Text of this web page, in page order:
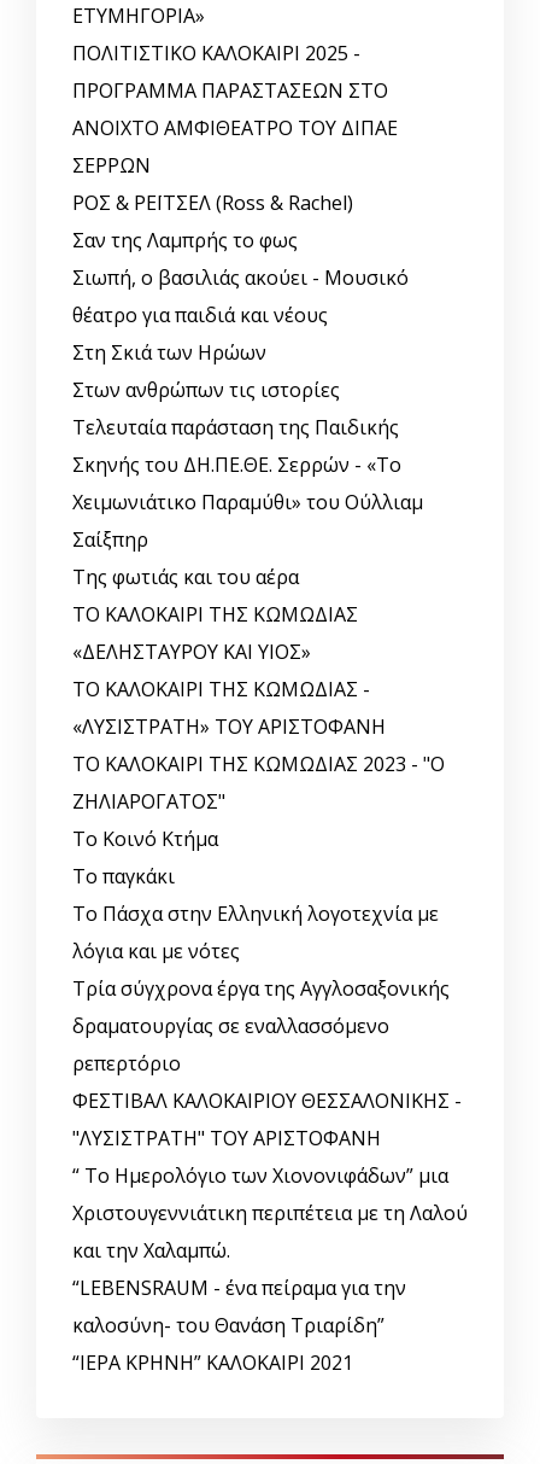
ΕΤΥΜΗΓΟΡΙΑ»
ΠΟΛΙΤΙΣΤΙΚΟ ΚΑΛΟΚΑΙΡΙ 2025 -
ΠΡΟΓΡΑΜΜΑ ΠΑΡΑΣΤΑΣΕΩΝ ΣΤΟ
ΑΝΟΙΧΤΟ ΑΜΦΙΘΕΑΤΡΟ ΤΟΥ ΔΙΠΑΕ
ΣΕΡΡΩΝ
ΡΟΣ & ΡΕΪΤΣΕΛ (Ross & Rachel)
Σαν της Λαμπρής το φως
Σιωπή, ο βασιλιάς ακούει - Μουσικό
θέατρο για παιδιά και νέους
Στη Σκιά των Ηρώων
Στων ανθρώπων τις ιστορίες
Τελευταία παράσταση της Παιδικής
Σκηνής του ΔΗ.ΠΕ.ΘΕ. Σερρών - «Το
Χειμωνιάτικο Παραμύθι» του Ούλλιαμ
Σαίξπηρ
Της φωτιάς και του αέρα
ΤΟ ΚΑΛΟΚΑΙΡΙ ΤΗΣ ΚΩΜΩΔΙΑΣ
«ΔΕΛΗΣΤΑΥΡΟΥ ΚΑΙ ΥΙΟΣ»
ΤΟ ΚΑΛΟΚΑΙΡΙ ΤΗΣ ΚΩΜΩΔΙΑΣ -
«ΛΥΣΙΣΤΡΑΤΗ» ΤΟΥ ΑΡΙΣΤΟΦΑΝΗ
ΤΟ ΚΑΛΟΚΑΙΡΙ ΤΗΣ ΚΩΜΩΔΙΑΣ 2023 - "Ο
ΖΗΛΙΑΡΟΓΑΤΟΣ"
Το Κοινό Κτήμα
Το παγκάκι
Το Πάσχα στην Ελληνική λογοτεχνία με
λόγια και με νότες
Τρία σύγχρονα έργα της Αγγλοσαξονικής
δραματουργίας σε εναλλασσόμενο
ρεπερτόριο
ΦΕΣΤΙΒΑΛ ΚΑΛΟΚΑΙΡΙΟΥ ΘΕΣΣΑΛΟΝΙΚΗΣ -
"ΛΥΣΙΣΤΡΑΤΗ" ΤΟΥ ΑΡΙΣΤΟΦΑΝΗ
“ Το Ημερολόγιο των Χιονονιφάδων” μια
Χριστουγεννιάτικη περιπέτεια με τη Λαλού
και την Χαλαμπώ.
“LEBENSRAUM - ένα πείραμα για την
καλοσύνη- του Θανάση Τριαρίδη”
“ΙΕΡΑ ΚΡΗΝΗ” ΚΑΛΟΚΑΙΡΙ 2021